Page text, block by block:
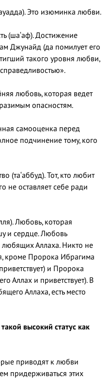
Это изюминка любви.
(ша‘аф). Достижение
Джунайд (да помилует его
такого уровня любви,
любовь, которая ведет
опасностям.
самооценка перед
подчинение тому, кого
(та‘аббуд). Тот, кто любит
не оставляет себе ради
Любовь, которая
и сердце. Любовь
любящих Аллаха. Никто не
кроме Пророка Ибрагима
и Пророка
Аллах и приветствует). В
Аллаха, есть место
высокий статус как
приводят к любви
придерживаться этих